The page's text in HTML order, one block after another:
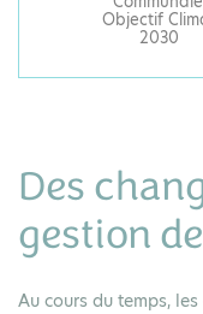
Objectif
2030
Des
gestion
Au cours du temps,